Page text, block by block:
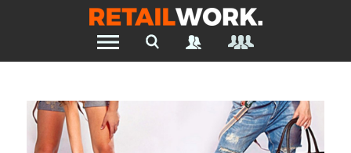
Ecommerce
Szukaj oferty pracy: